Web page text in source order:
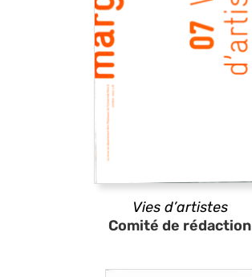
Vies d’artistes
Comité de rédaction